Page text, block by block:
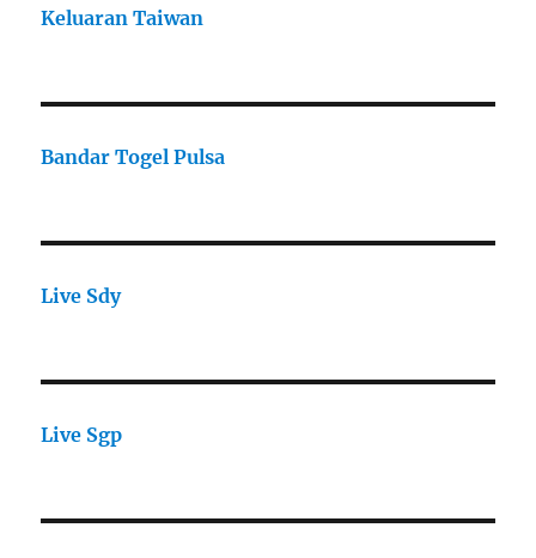
Keluaran Taiwan
Bandar Togel Pulsa
Live Sdy
Live Sgp